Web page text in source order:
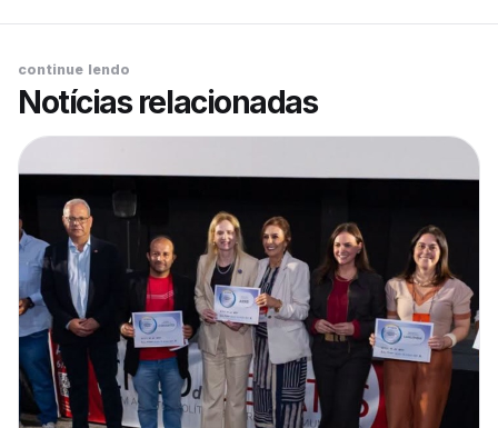
continue lendo
Notícias relacionadas